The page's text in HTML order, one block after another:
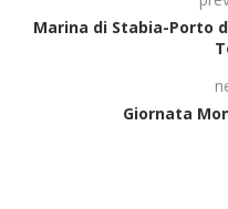
Marina di Stabia-Porto
Giornata